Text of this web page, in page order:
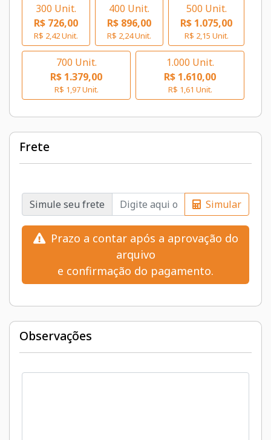
300 Unit.
R$ 726,00
R$ 2,42 Unit.
400 Unit.
R$ 896,00
R$ 2,24 Unit.
500 Unit.
R$ 1.075,00
R$ 2,15 Unit.
700 Unit.
R$ 1.379,00
R$ 1,97 Unit.
1.000 Unit.
R$ 1.610,00
R$ 1,61 Unit.
Frete
Simule seu frete Simular
Prazo a contar após a aprovação do
arquivo
e confirmação do pagamento.
Observações